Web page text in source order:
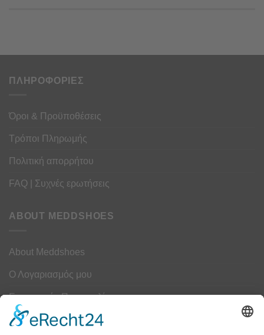
ΠΛΗΡΟΦΟΡΙΕΣ
Όροι & Προϋποθέσεις
Τρόποι Πληρωμής
Πολιτική απορρήτου
FAQ | Συχνές ερωτήσεις
ABOUT MEDDSHOES
About Meddshoes
Ο Λογαριασμός μου
Εντοπισμός Παραγγελίας
Επικοινωνία